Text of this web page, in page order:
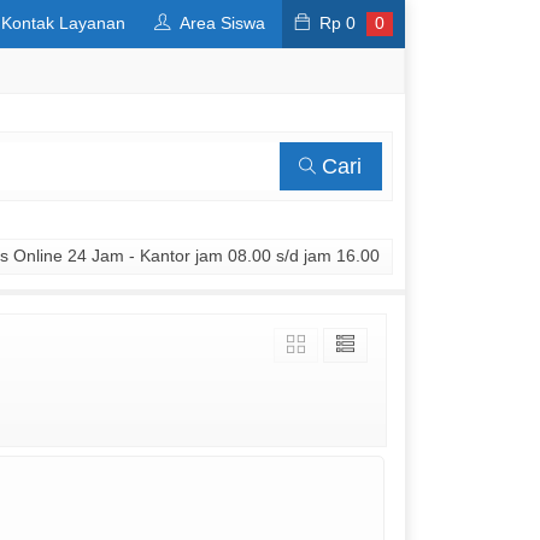
Layanan Area Siswa Rp 0 0
Cari
Online 24 Jam - Kantor jam 08.00 s/d jam 16.00